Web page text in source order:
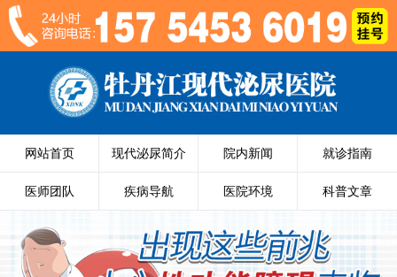
网站首页 现代泌尿简介 院内新闻 就诊指南
医师团队 疾病导航 医院环境 科普文章